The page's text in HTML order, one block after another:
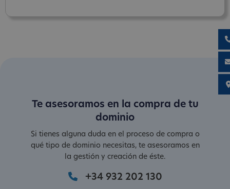
Te asesoramos en la compra de tu
dominio
Si tienes alguna duda en el proceso de compra o
qué tipo de dominio necesitas, te asesoramos en
la gestión y creación de éste.
+34 932 202 130